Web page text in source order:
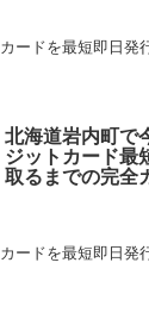
ードを最短即日発
北海道岩内町で
ジットカード最
取るまでの完全
ードを最短即日発